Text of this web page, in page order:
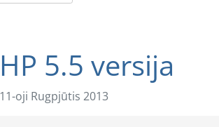
5.5 versija
oji Rugpjūtis 2013